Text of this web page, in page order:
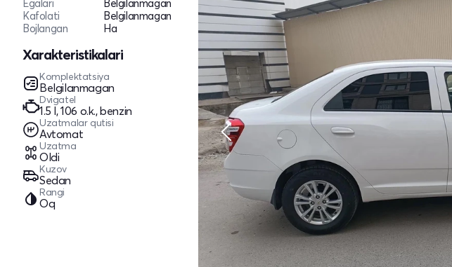
Egalari
Belgilanmagan
Kafolati
Belgilanmagan
Bojlangan
Ha
Xarakteristikalari
Komplektatsiya
Belgilanmagan
Dvigatel
1.5 l, 106 o.k., benzin
Uzatmalar qutisi
Avtomat
Uzatma
Oldi
Kuzov
Sedan
Rangi
Oq